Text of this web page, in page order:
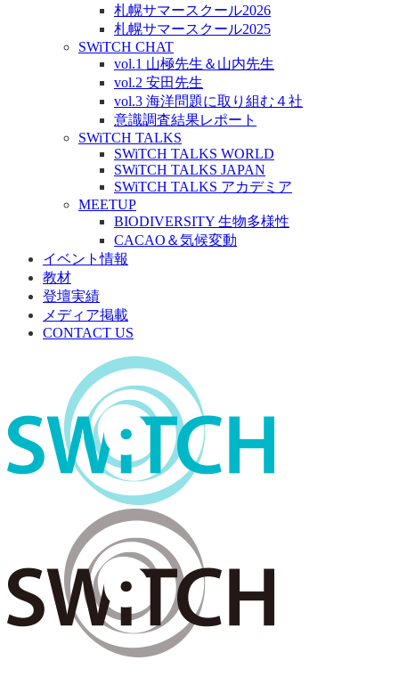
札幌サマースクール2026
札幌サマースクール2025
SWiTCH CHAT
vol.1 山極先生＆山内先生
vol.2 安田先生
vol.3 海洋問題に取り組む４社
意識調査結果レポート
SWiTCH TALKS
SWiTCH TALKS WORLD
SWiTCH TALKS JAPAN
SWiTCH TALKS アカデミア
MEETUP
BIODIVERSITY 生物多様性
CACAO＆気候変動
イベント情報
教材
登壇実績
メディア掲載
CONTACT US